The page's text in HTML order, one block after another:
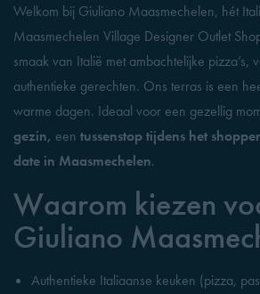
Welkom bij Giuliano Maasmechelen, hét
Maasmechelen Village Designer Outlet
smaak van Italië met ambachtelijke pizza’s,
authentieke gerechten. Ons terras is een
warme dagen. Ideaal voor een gezellig
gezin, een tussenstoptijdens het
date in Maasmechelen.
Waarom kiezen
Giuliano
Authentieke Italiaanse keuken (pizza,